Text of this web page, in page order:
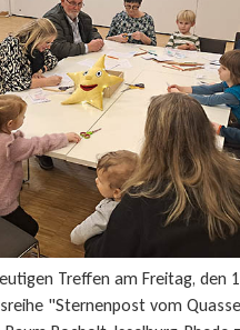
Treffen am Freitag, den
"Sternenpost vom